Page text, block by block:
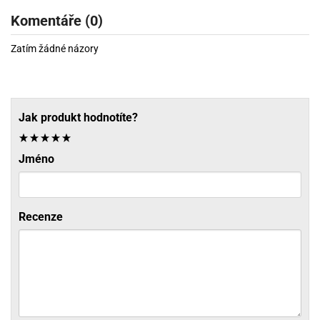
Komentáře (0)
Zatím žádné názory
Jak produkt hodnotíte?
Jméno
Recenze